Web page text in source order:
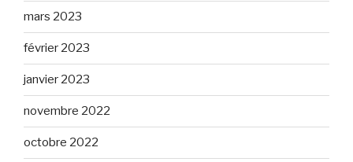
mars 2023
février 2023
janvier 2023
novembre 2022
octobre 2022